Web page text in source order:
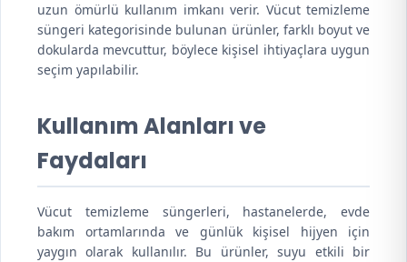
uzun ömürlü kullanım imkanı verir. Vücut temizleme
süngeri kategorisinde bulunan ürünler, farklı boyut ve
dokularda mevcuttur, böylece kişisel ihtiyaçlara uygun
seçim yapılabilir.
Kullanım Alanları ve
Faydaları
Vücut temizleme süngerleri, hastanelerde, evde
bakım ortamlarında ve günlük kişisel hijyen için
yaygın olarak kullanılır. Bu ürünler, suyu etkili bir